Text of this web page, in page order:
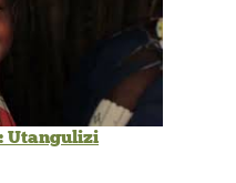
Utangulizi